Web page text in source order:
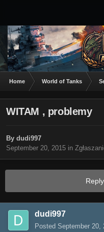
Home World of Tanks
WITAM , problemy
By dudi997
September 20, 2015 in
dudi997
Posted September 20,